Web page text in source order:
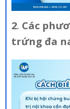
2. Các
trứng đa